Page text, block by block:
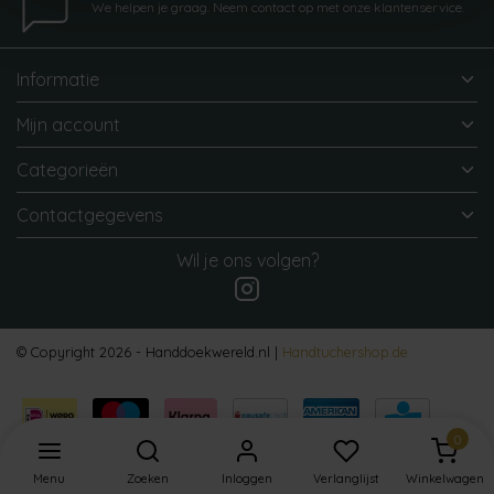
We helpen je graag. Neem contact op met onze klantenservice.
Informatie
Mijn account
Categorieën
Contactgegevens
Wil je ons volgen?
© Copyright 2026 - Handdoekwereld.nl | Handtuchershop.de
Menu Zoeken Inloggen Verlanglijst
0
Winkelwagen